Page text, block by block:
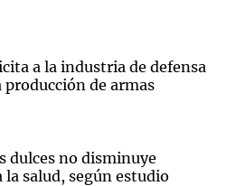
a la industria de defensa
de armas
dulces no disminuye
salud, según estudio